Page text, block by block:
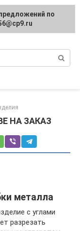
НА ЗАКАЗ
металла
с углами
разрезать
по